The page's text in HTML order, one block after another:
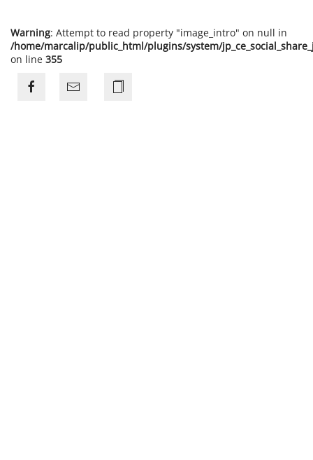
Warning: Attempt to read property "image_intro" on null in
/home/marcalip/public_html/plugins/system/
on line 355